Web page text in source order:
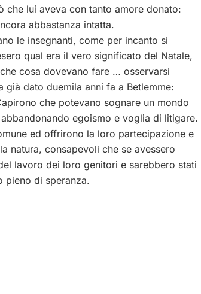
che lui aveva con tanto amore donato:
abbastanza intatta.
le insegnanti, come per incanto si
qual era il vero significato del Natale,
cosa dovevano fare … osservarsi
dato duemila anni fa a Betlemme:
che potevano sognare un mondo
egoismo e voglia di litigare.
ed offrirono la loro partecipazione e
natura, consapevoli che se avessero
lavoro dei loro genitori e sarebbero stati
pieno di speranza.